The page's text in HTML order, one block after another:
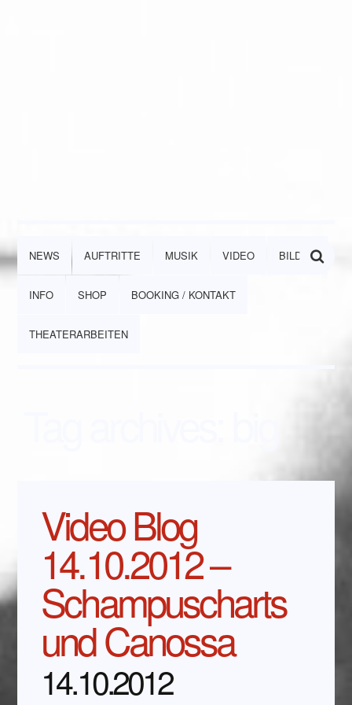
NEWS AUFTRITTE MUSIK VIDEO BILDER
INFO SHOP BOOKING / KONTAKT
THEATERARBEITEN
Video Blog
14.10.2012 –
Schampuscharts
und Canossa
14.10.2012